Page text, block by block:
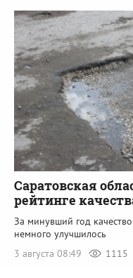
Саратовская
рейтинге
За минувший год
немного улучшилось
3 августа 08:49
1115